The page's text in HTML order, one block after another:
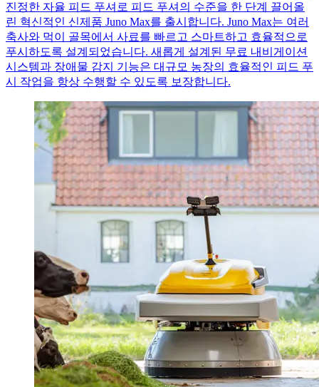
진정한 자율 피드 푸셔로 피드 푸셔의 수준을 한 단계 끌어올
린 혁신적인 신제품 Juno Max를 출시합니다. Juno Max는 여러
축사와 먹이 골목에서 사료를 빠르고 스마트하고 효율적으로
푸시하도록 설계되었습니다. 새롭게 설계된 무료 내비게이션
시스템과 장애물 감지 기능은 대규모 농장의 효율적인 피드 푸
시 작업을 항상 수행할 수 있도록 보장합니다.